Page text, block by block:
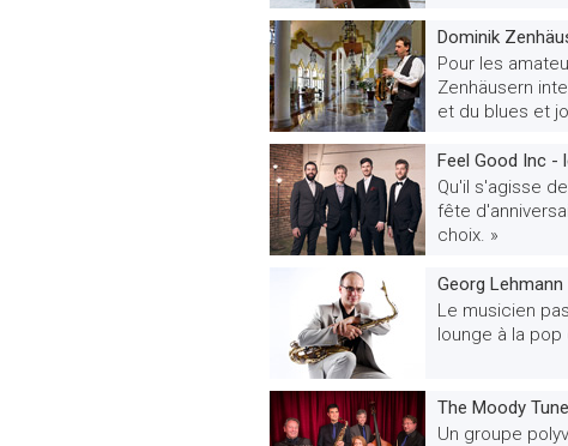
Dominik
Pour les
Zenhäusern
et du blues et
Feel Good Inc -
Qu'il s'agisse
fête
choix. »
Georg
Le musicien
lounge à la pop
The Moody
Un groupe